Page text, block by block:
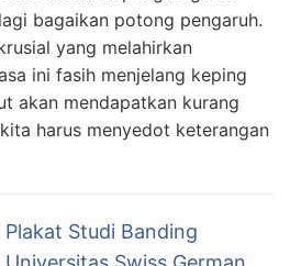
bagaikan potong pengaruh.
yang melahirkan
ini fasih menjelang keping
akan mendapatkan kurang
harus menyedot keterangan
Plakat Studi Banding